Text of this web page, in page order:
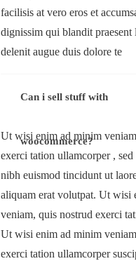
facilisis at vero eros et
dignissim qui blandit
delenit augue duis dolore te
Can i sell stuff with
woocommerce?
Ut wisi enim ad minim
exerci tation ullamcorper ,
nibh euismod tincidunt ut
aliquam erat volutpat. Ut wisi
veniam, quis nostrud exerci
Ut wisi enim ad minim
exerci tation ullamcorper